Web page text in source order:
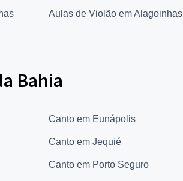
Aulas de Violão em Alagoinhas
Bahia
Canto em Eunápolis
Canto em Jequié
Canto em Porto Seguro